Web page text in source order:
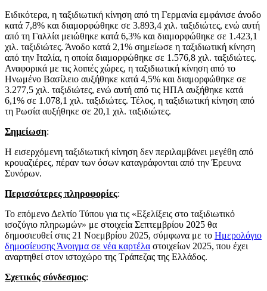
Ειδικότερα, η ταξιδιωτική κίνηση από τη Γερμανία εμφάνισε άνοδο
κατά 7,8% και διαμορφώθηκε σε 3.893,4 χιλ. ταξιδιώτες, ενώ αυτή
από τη Γαλλία μειώθηκε κατά 6,3% και διαμορφώθηκε σε 1.423,1
χιλ. ταξιδιώτες. Άνοδο κατά 2,1% σημείωσε η ταξιδιωτική κίνηση
από την Ιταλία, η οποία διαμορφώθηκε σε 1.576,8 χιλ. ταξιδιώτες.
Αναφορικά με τις λοιπές χώρες, η ταξιδιωτική κίνηση από το
Ηνωμένο Βασίλειο αυξήθηκε κατά 4,5% και διαμορφώθηκε σε
3.277,5 χιλ. ταξιδιώτες, ενώ αυτή από τις ΗΠΑ αυξήθηκε κατά
6,1% σε 1.078,1 χιλ. ταξιδιώτες. Τέλος, η ταξιδιωτική κίνηση από
τη Ρωσία αυξήθηκε σε 20,1 χιλ. ταξιδιώτες.
Σημείωση:
Η εισερχόμενη ταξιδιωτική κίνηση δεν περιλαμβάνει μεγέθη από
κρουαζιέρες, πέραν των όσων καταγράφονται από την Έρευνα
Συνόρων.
Περισσότερες πληροφορίες:
Το επόμενο Δελτίο Τύπου για τις «Εξελίξεις στο ταξιδιωτικό
ισοζύγιο πληρωμών» με στοιχεία Σεπτεμβρίου 2025 θα
δημοσιευθεί στις 21 Νοεμβρίου 2025, σύμφωνα με το Ημερολόγιο
δημοσίευσης Άνοιγμα σε νέα καρτέλα στοιχείων 2025, που έχει
αναρτηθεί στον ιστοχώρο της Τράπεζας της Ελλάδος.
Σχετικός σύνδεσμος: